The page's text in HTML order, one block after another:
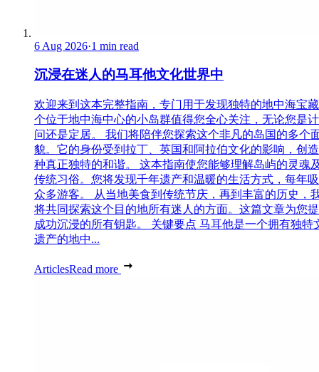
6 Aug 2026·1 min read
沉浸在迷人的马耳他文化世界中
欢迎来到这本完整指南，专门用于发现独特的地中海宝
个位于地中海中心的小岛群值得您全心关注，无论您是
问还是定居。 我们将陪伴您探索这个非凡的岛国的多个
貌。它的身份受到拉丁、英国和阿拉伯文化的影响，创
种真正独特的和谐。 这本指南使您能够理解岛屿的灵魂
传统习俗。您将发现千年遗产和温暖的生活方式，每年
众多游客。 从当地美食到传统节庆，再到丰富的历史，
将共同探索这个目的地所有迷人的方面。这篇文章为您
成功沉浸的所有钥匙。 关键要点 马耳他是一个拥有独特
遗产的地中...
ArticlesRead more